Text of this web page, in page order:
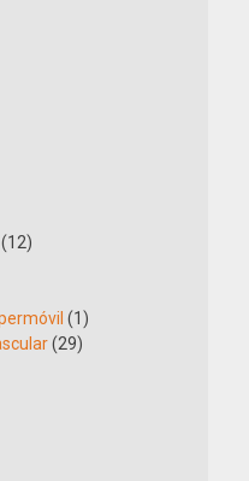
(12)
(1)
(29)